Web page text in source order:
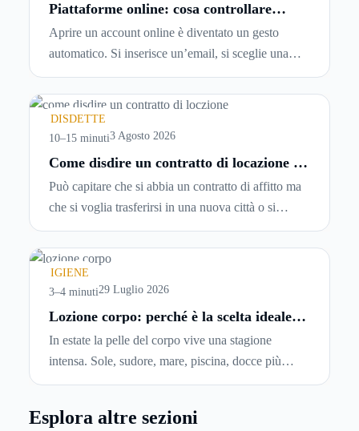
Piattaforme online: cosa controllare
prima di iscriversi e usare servizi in
tempo reale
Aprire un account online è diventato un gesto
automatico. Si inserisce un’email, si sceglie una
password, si accetta una serie di condizioni senza
leggerle davvero. Tutto avviene in pochi minuti,
spesso senza che ci si fermi a capire dove si sta
entrando.
DISDETTE
10–15 minuti3 Agosto 2026
Come disdire un contratto di locazione in
modo corretto ed efficace
Può capitare che si abbia un contratto di affitto ma
che si voglia trasferirsi in una nuova città o si
abbiano problemi a pagare il canone, per cui si
comincia a cercare un’altra abitazione: è legittimo
chiedersi se è possibile
locazioneprima che scada. In questa guida
capiremo come inviare la disdetta per un contratto
IGIENE
3–4 minuti29 Luglio 2026
Lozione corpo: perché è la scelta ideale
In estate la pelle del corpo vive una stagione
intensa. Sole, sudore, mare, piscina, docce più
frequenti e aria condizionata possono renderla
meno confortevole. Eppure, proprio nei mesi caldi,
Esplora altre sezioni